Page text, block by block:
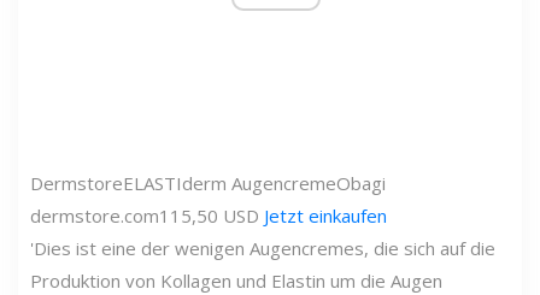
DermstoreELASTIderm AugencremeObagi
dermstore.com115,50 USD Jetzt einkaufen
'Dies ist eine der wenigen Augencremes, die sich auf die
Produktion von Kollagen und Elastin um die Augen